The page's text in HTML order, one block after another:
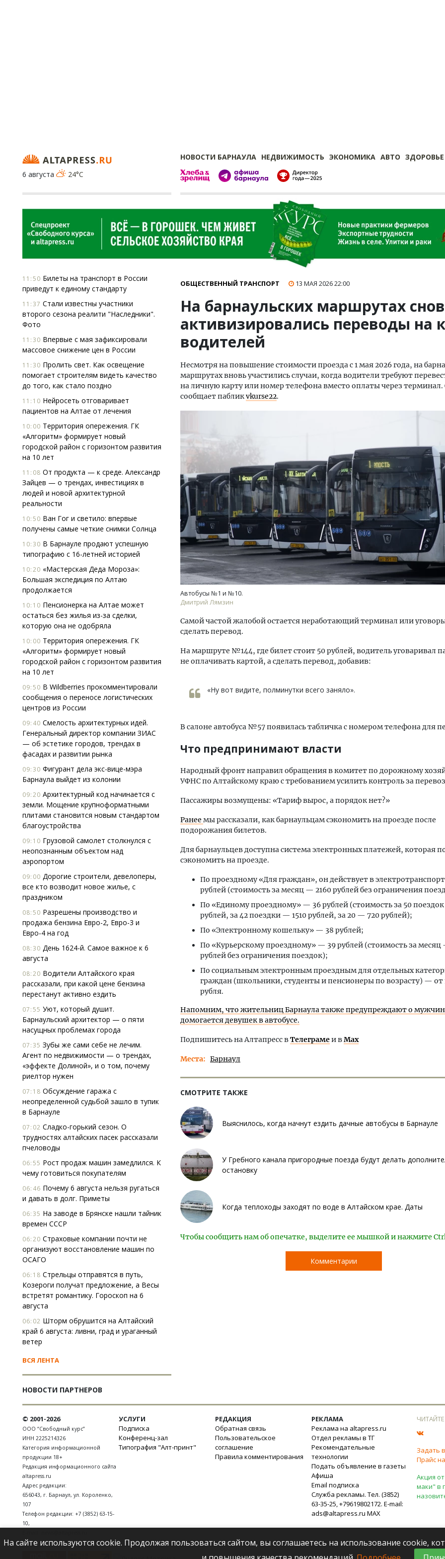
НОВОСТИ БАРНАУЛА НЕДВИЖИМОСТЬ ЭКОНОМИКА АВТО ЗДОРОВЬЕ
6 августа
24°C
11:50 Билеты на транспорт в России
приведут к единому стандарту
11:37 Стали известны участники
второго сезона реалити "Наследники".
Фото
11:30 Впервые с мая зафиксировали
массовое снижение цен в России
11:30 Пролить свет. Как освещение
помогает строи­телям видеть качество
до того, как стало поздно
11:10 Нейросеть отговаривает
пациентов на Алтае от лечения
10:00 Территория опережения. ГК
«Алгоритм» формирует новый
городской район с горизонтом развития
на 10 лет
11:08 От продукта — к среде. Александр
Зайцев — о трендах, инвестициях в
людей и новой архитектурной
реальности
10:50 Ван Гог и светило: впервые
получены самые четкие снимки Солнца
10:30 В Барнауле продают успешную
типографию с 16-летней историей
10:20 «Мастерская Деда Мороза»:
Большая экспедиция по Алтаю
продолжается
10:10 Пенсионерка на Алтае может
остаться без жилья из-за сделки,
которую она не одобряла
10:00 Территория опережения. ГК
«Алгоритм» формирует новый
городской район с горизонтом развития
на 10 лет
09:50 В Wildberries прокомментировали
сообщения о переносе логистических
центров из России
09:40 Смелость архитектурных идей.
Генеральный директор компании ЗИАС
— об эстетике городов, трендах в
фасадах и развитии рынка
09:30 Фигурант дела экс-вице-мэра
Барнаула выйдет из колонии
09:20 Архитектурный код начинается с
земли. Мощение крупноформатными
плитами становится новым стандартом
благоустройства
09:10 Грузовой самолет столкнулся с
неопознанным объектом над
аэропортом
09:00 Дорогие строители, девелоперы,
все кто возводит новое жилье, с
праздником
08:50 Разрешены производство и
продажа бензина Евро-2, Евро-3 и
Евро-4 на год
08:30 День 1624-й. Самое важное к 6
августа
08:20 Водители Алтайского края
рассказали, при какой цене бензина
перестанут активно ездить
07:55 Уют, который душит.
Барнаульский архитектор — о пяти
насущных проблемах города
07:35 Зубы же сами себе не лечим.
Агент по недвижимости — о трендах,
«эффекте Долиной», и о том, почему
риелтор нужен
07:18 Обсуждение гаража с
неопределенной судьбой зашло в тупик
в Барнауле
07:02 Сладко-горький сезон. О
трудностях алтайских пасек рассказали
пчеловоды
06:55 Рост продаж машин замедлился. К
чему готовиться покупателям
06:46 Почему 6 августа нельзя ругаться
и давать в долг. Приметы
06:35 На заводе в Брянске нашли тайник
времен СССР
06:20 Страховые компании почти не
организуют восстановление машин по
ОСАГО
06:18 Стрельцы отправятся в путь,
Козероги получат предложение, а Весы
встретят романтику. Гороскоп на 6
августа
06:02 Шторм обрушится на Алтайский
край 6 августа: ливни, град и ураганный
ветер
ВСЯ ЛЕНТА
НОВОСТИ ПАРТНЕРОВ
ОБЩЕСТВЕННЫЙ ТРАНСПОРТ 13 МАЯ 202622:00
На барнаульских маршрутах
активизировались переводы на
водителей
Несмотря на повышение стоимости проезда с 1 мая 2026 года, на
маршрутах вновь участились случаи, когда водители требуют
на личную карту или номер телефона вместо оплаты через терминал.
сообщает пабликvkurse22.
Автобусы №1 и №10.
Дмитрий Лямзин
Самой частой жалобой остается неработающий терминал или
сделать перевод.
На маршруте №144, где билет стоит 50 рублей, водитель уговаривал
не оплачивать картой, а сделать перевод, добавив:
«Ну вот видите, полминутки всего заняло».
В салоне автобуса №57 появилась табличка с номером телефона для
Что предпринимают власти
Народный фронт направил обращения в комитет по дорожному
УФНС по Алтайскому краю с требованием усилить контроль за
Пассажиры возмущены: «Тариф вырос, а порядок нет?»
Ранее мы рассказали, как барнаульцам сэкономить на проезде после
подорожания билетов.
Для барнаульцев доступна система электронных платежей, которая
сэкономить на проезде.
По проездному «Для граждан», он действует в
рублей (стоимость за месяц — 2160 рублей без ограничения
По «Единому проездному» — 36 рублей (стоимость за 50
рублей, за 42 поездки — 1510 рублей, за 20 — 720 рублей);
По «Электронному кошельку» — 38 рублей;
По «Курьерскому проездному» — 39 рублей (стоимость за
рублей без ограничения поездок);
По социальным электронным проездным для отдельных
граждан (школьники, студенты и пенсионеры по возрасту) — от
рубля.
Напомним, что жительниц Барнаула также предупреждают о
домогается девушек в автобусе.
Подпишитесь на Алтапресс вТелеграмеи вMax
Места Барнаул
СМОТРИТЕ ТАКЖЕ
Выяснилось, когда начнут ездить дачные автобусы в Барнауле
У Гребного канала пригородные поезда будут делать
остановку
Когда теплоходы заходят по воде в Алтайском крае. Даты
Чтобы сообщить нам об опечатке, выделите ее мышкой и нажмите
Комментарии
Двухуровневые номера и вид на горы.
Каким будет новый апарт-отель
«Белкур» в Белокурихе
ДОМА И КВАРТИРЫ
Архитектурный код
земли. Мощение
плитами становится
стандартом
СТРОИТЕЛЬСТВО
© 2001-2026
ООО “Свободный курс”
ИНН 2225214326
Категория информационной
продукции 18+
Редакция информационного сайта
altapress.ru
Адрес редакции:
656043, г. Барнаул, ул. Короленко,
107
Телефон редакции: +7 (3852) 63-15-
10,
УСЛУГИ
Подписка
Конференц-зал
Типография "Алт-принт"
РЕДАКЦИЯ
Обратная связь
Пользовательское
соглашение
Правила комментирования
РЕКЛАМА
Реклама на altapress.ru
Отдел рекламы в ТГ
Рекомендательные
технологии
Подать объявление в газеты
Афиша
Email подписка
Служба рекламы. Тел. (3852)
63-35-25, +79619802172. E-mail:
ads@altapress.ru MAX
Задать
Прайс
Акция
маки" в
На сайте используются cookie. Продолжая пользоваться сайтом, вы соглашаетесь на использование cookie,